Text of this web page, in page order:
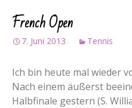
French Open
7. Juni 2013 Tennis
Ich bin heute mal wieder
Nach einem äußerst
Halbfinale gestern (S.